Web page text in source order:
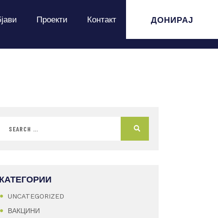
Проекти Контакт ДОНИРАЈ
КАТЕГОРИИ
UNCATEGORIZED
ВАКЦИНИ